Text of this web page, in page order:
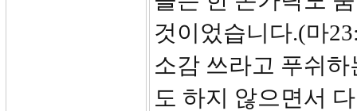
것이었습니다.(마
소감 쓰라고 푸쉬
도 하지 않으면서